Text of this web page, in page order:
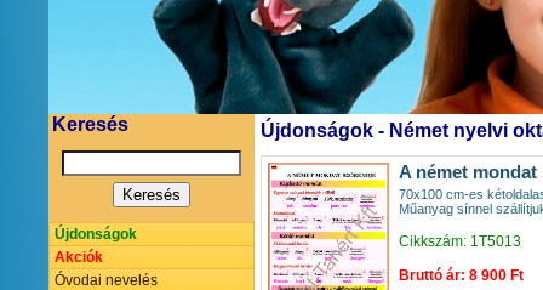
Keresés
Újdonságok
Akciók
Óvodai nevelés
Újdonságok - Német nyelvi
A német mondat
70x100 cm-es
Műanyag sínnel
Cikkszám: 1T5013
Bruttó ár: 8 900 Ft